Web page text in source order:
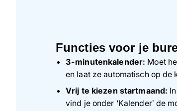
Functies voor je
3-minutenkalender: Moet
en laat ze automatisch op de
Vrij te kiezen startmaand:
vind je onder ‘Kalender’ de